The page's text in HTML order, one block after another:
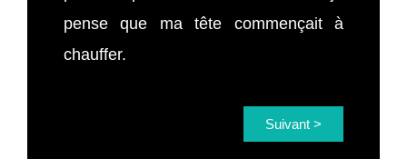
pense que ma tête commençait à
chauffer.
Suivant >